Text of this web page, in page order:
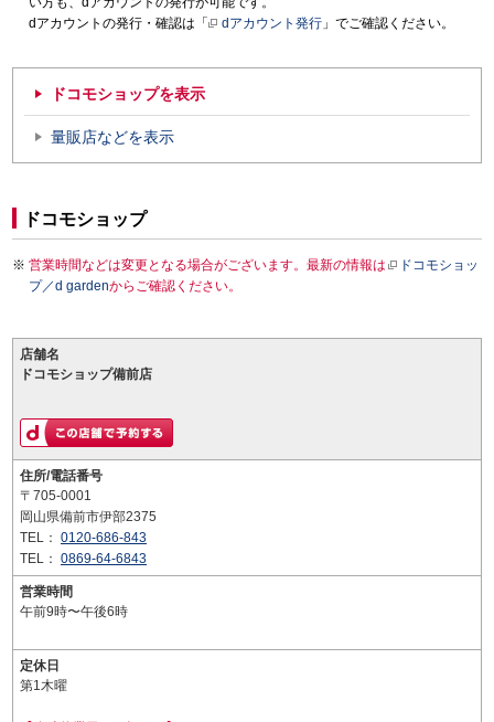
dアカウントの発行・確認は「
dアカウント発行 」でご確認ください。
ドコモショップを表示
量販店などを表示
ドコモショップ
営業時間などは変更となる場合がございます。最新の情報は
ドコモショッ
プ／d gardenからご確認ください。
店舗名
ドコモショップ備前店
住所/電話番号
〒705-0001
岡山県備前市伊部2375
TEL： 0120-686-843
TEL： 0869-64-6843
営業時間
午前9時〜午後6時
定休日
第1木曜